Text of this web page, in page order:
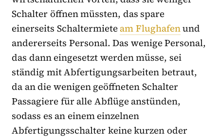
Schalter öffnen müssten, das spare
einerseits Schaltermieteam Flughafenund
andererseits Personal. Das wenige Personal,
das dann eingesetzt werden müsse, sei
ständig mit Abfertigungsarbeiten betraut,
da an die wenigen geöffneten Schalter
Passagiere für alle Abflüge anstünden,
sodass es an einem einzelnen
Abfertigungsschalter keine kurzen oder